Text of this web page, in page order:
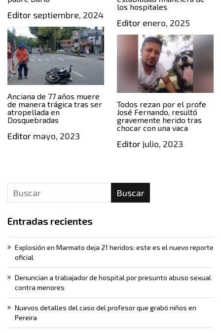
Editor septiembre, 2024
los hospitales
Editorenero, 2025
Anciana de 77 años muere
de manera trágica tras ser
atropellada en
Dosquebradas
Editor mayo, 2023
Todos rezan por el profe
José Fernando, resultó
gravemente herido tras
chocar con una vaca
Editorjulio, 2023
Buscar
Entradas recientes
Explosión en Marmato deja 21 heridos: este es el nuevo reporte
oficial
Denuncian a trabajador de hospital por presunto abuso sexual
contra menores
Nuevos detalles del caso del profesor que grabó niños en
Pereira